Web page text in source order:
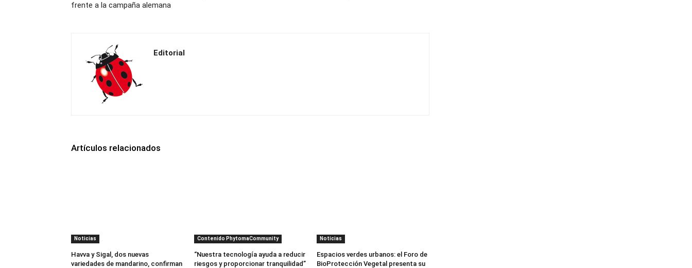
frente a la campaña alemana
Editorial
Artículos relacionados
Noticias
Havva y Sigal, dos nuevas
variedades de mandarino, confirman
Contenido PhytomaCommunity
“Nuestra tecnología ayuda a reducir
riesgos y proporcionar tranquilidad”
Noticias
Espacios verdes urbanos: el Foro de
BioProtección Vegetal presenta su